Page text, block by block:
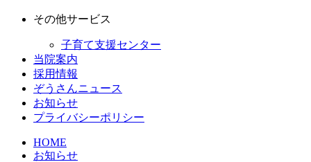
その他サービス
子育て支援センター
当院案内
採用情報
ぞうさんニュース
お知らせ
プライバシーポリシー
HOME
お知らせ